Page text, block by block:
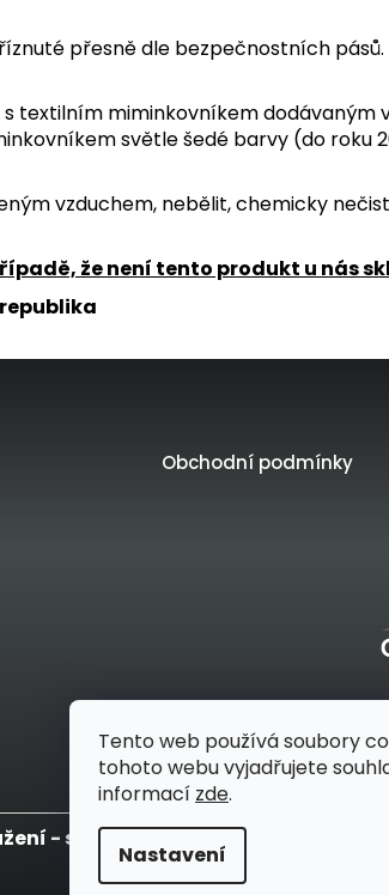
Tento web používá soubory
tohoto webu vyjadřujete
informací zde.
Nastavení
přesně dle bezpečnostních pásů.
s textilním miminkovníkem
světle šedé barvy (do roku
vzduchem, nebělit, chemicky
že není tento produkt u nás
republika
Obchodní podmínky
Vytvořilo na
- specialista na přepravu dětí a